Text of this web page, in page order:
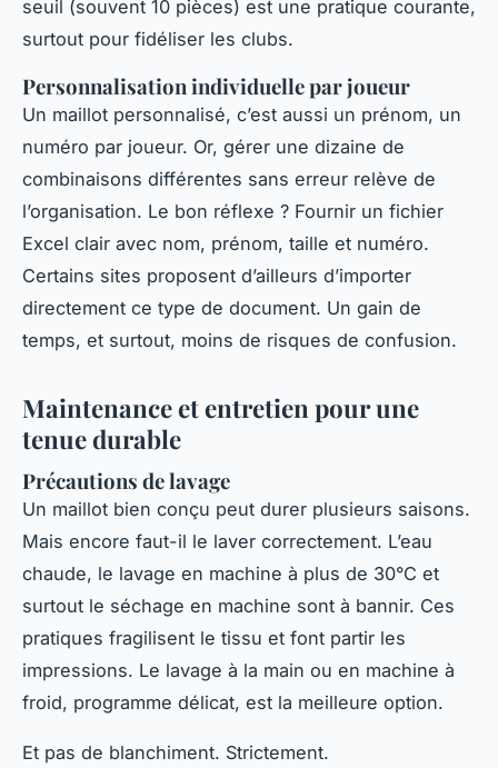
seuil (souvent 10 pièces) est une pratique courante,
surtout pour fidéliser les clubs.
Personnalisation individuelle par joueur
Un maillot personnalisé, c’est aussi un prénom, un
numéro par joueur. Or, gérer une dizaine de
combinaisons différentes sans erreur relève de
l’organisation. Le bon réflexe ? Fournir un fichier
Excel clair avec nom, prénom, taille et numéro.
Certains sites proposent d’ailleurs d’importer
directement ce type de document. Un gain de
temps, et surtout, moins de risques de confusion.
Maintenance et entretien pour une
tenue durable
Précautions de lavage
Un maillot bien conçu peut durer plusieurs saisons.
Mais encore faut-il le laver correctement. L’eau
chaude, le lavage en machine à plus de 30°C et
surtout le séchage en machine sont à bannir. Ces
pratiques fragilisent le tissu et font partir les
impressions. Le lavage à la main ou en machine à
froid, programme délicat, est la meilleure option.
Et pas de blanchiment. Strictement.